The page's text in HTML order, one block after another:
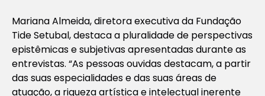
Mariana Almeida, diretora executiva da Fundação
Tide Setubal, destaca a pluralidade de perspectivas
epistêmicas e subjetivas apresentadas durante as
entrevistas. “As pessoas ouvidas destacam, a partir
das suas especialidades e das suas áreas de
atuação, a riqueza artística e intelectual inerente